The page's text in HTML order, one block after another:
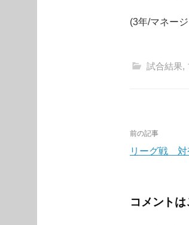
(3年/マネー
試合結果,
投
稿
ビ
前の記事
リーグ戦 対
コメント